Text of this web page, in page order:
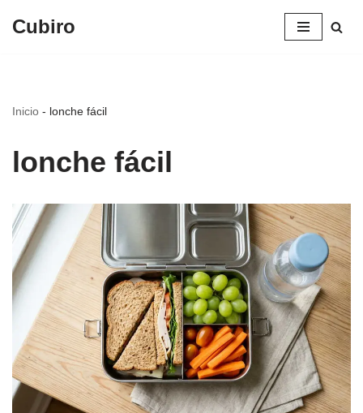
Cubiro
Inicio - lonche fácil
lonche fácil